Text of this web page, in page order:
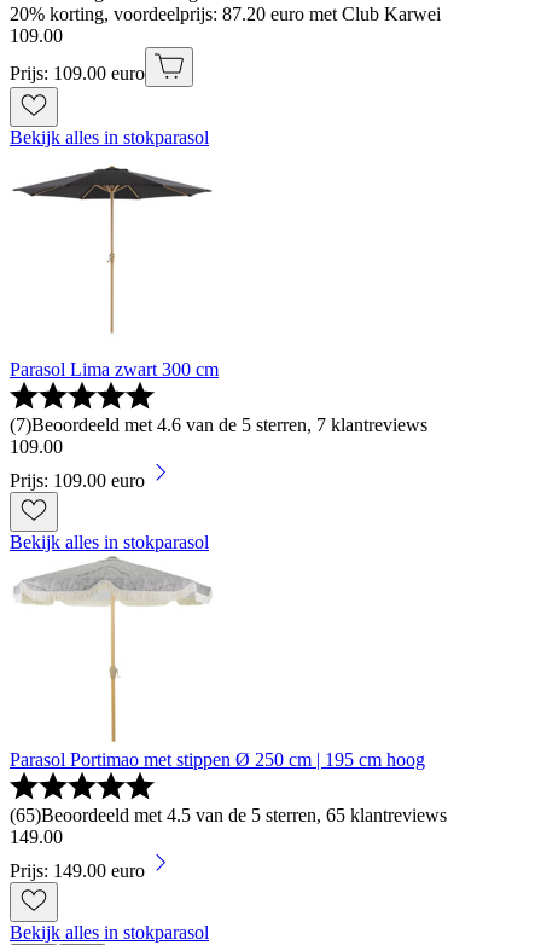
20% korting, voordeelprijs: 87.20 euro met Club Karwei
109.00
Prijs: 109.00 euro
Bekijk alles in stokparasol
Parasol Lima zwart 300 cm
(7)Beoordeeld met 4.6 van de 5 sterren, 7 klantreviews
109.00
Prijs: 109.00 euro
Bekijk alles in stokparasol
Parasol Portimao met stippen Ø 250 cm | 195 cm hoog
(65)Beoordeeld met 4.5 van de 5 sterren, 65 klantreviews
149.00
Prijs: 149.00 euro
Bekijk alles in stokparasol